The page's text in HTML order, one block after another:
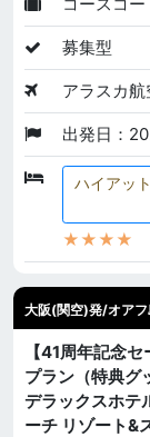
募集型
アラスカ航
出発日：
ハイアッ
★★★★
大阪(関空)発/オア
【41周年記念
プラン（特典グ
デラックスホテ
ーチ リゾート&